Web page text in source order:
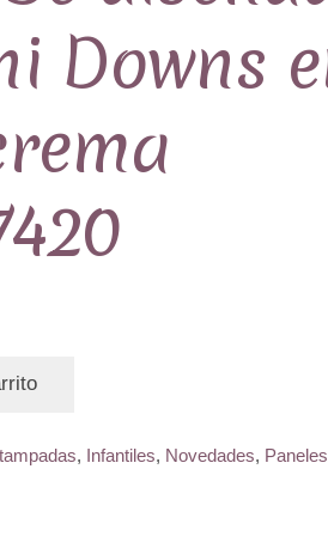
Downs
, Infantiles, Novedades, Paneles